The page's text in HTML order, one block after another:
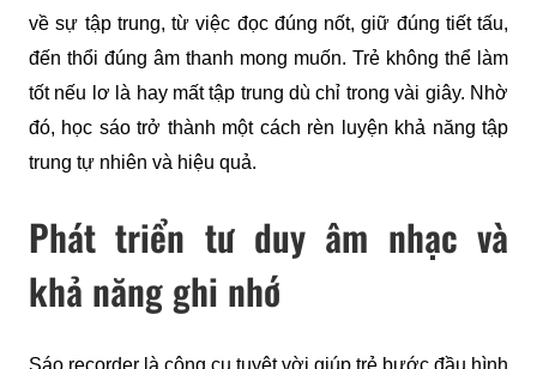
về sự tập trung, từ việc đọc đúng nốt, giữ đúng tiết tấu,
đến thổi đúng âm thanh mong muốn. Trẻ không thể làm
tốt nếu lơ là hay mất tập trung dù chỉ trong vài giây. Nhờ
đó, học sáo trở thành một cách rèn luyện khả năng tập
trung tự nhiên và hiệu quả.
Phát triển tư duy âm nhạc và
khả năng ghi nhớ
Sáo recorder là công cụ tuyệt vời giúp trẻ bước đầu hình